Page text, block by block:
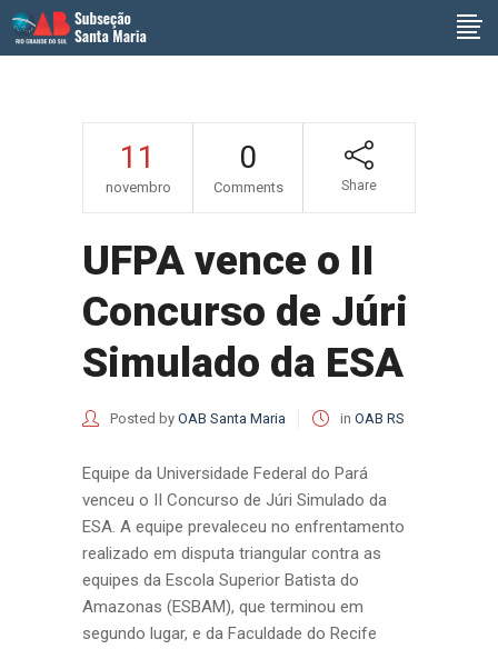
11
novembro
0
Comments Share
UFPA vence o II
Concurso de Júri
Simulado da ESA
Posted by OAB Santa Maria in OAB RS
Equipe da Universidade Federal do Pará
venceu o II Concurso de Júri Simulado da
ESA. A equipe prevaleceu no enfrentamento
realizado em disputa triangular contra as
equipes da Escola Superior Batista do
Amazonas (ESBAM), que terminou em
segundo lugar, e da Faculdade do Recife